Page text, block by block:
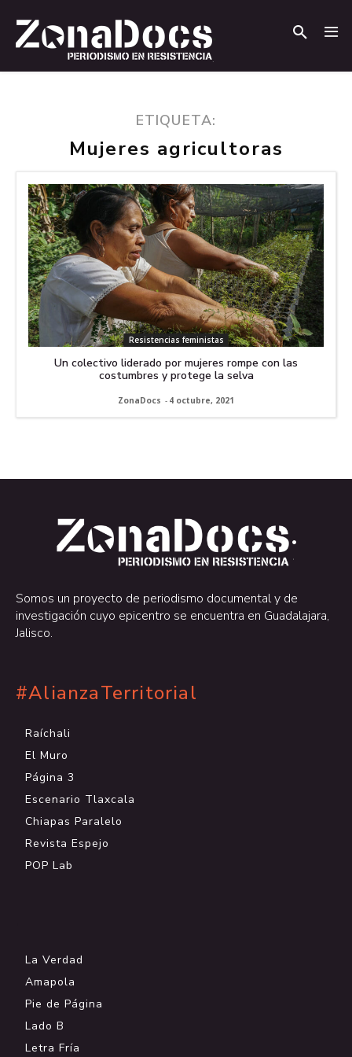
ETIQUETA:
Mujeres agricultoras
Resistencias feministas
Un colectivo liderado por mujeres rompe con las
costumbres y protege la selva
ZonaDocs - 4 octubre, 2021
.
.
Somos un proyecto de periodismo documental y de
investigación cuyo epicentro se encuentra en Guadalajara,
Jalisco.
#AlianzaTerritorial
Raíchali
El Muro
Página 3
Escenario Tlaxcala
Chiapas Paralelo
Revista Espejo
POP Lab
La Verdad
Amapola
Pie de Página
Lado B
Letra Fría